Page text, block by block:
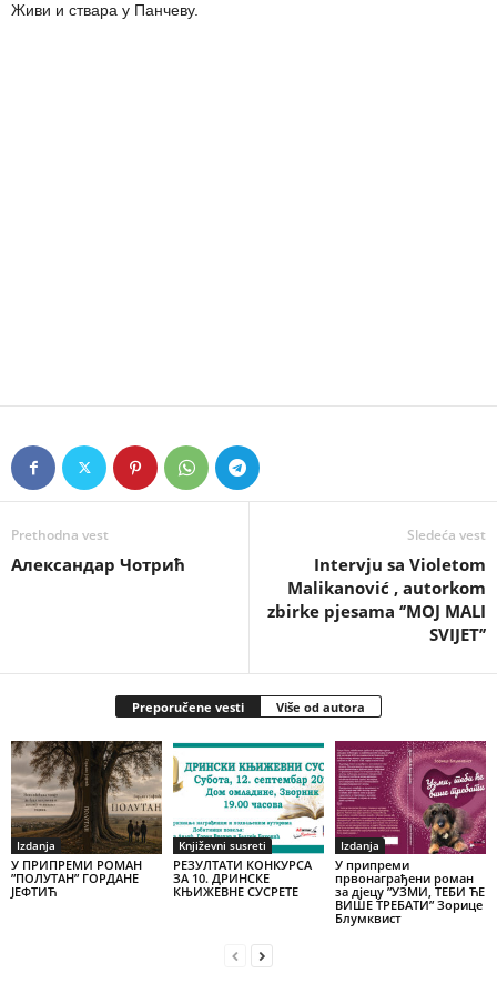
Живи и ствара у Панчеву.
Prethodna vest
Александар Чотрић
Sledeća vest
Intervju sa Violetom
Malikanović , autorkom
zbirke pjesama ‘’MOJ MALI
SVIJET’’
Preporučene vesti Više od autora
Izdanja
У ПРИПРЕМИ РОМАН
”ПОЛУТАН” ГОРДАНЕ
ЈЕФТИЋ
Književni susreti
РЕЗУЛТАТИ КОНКУРСА
ЗА 10. ДРИНСКЕ
КЊИЖЕВНЕ СУСРЕТЕ
Izdanja
У припреми
првонаграђени роман
за дјецу ”УЗМИ, ТЕБИ ЋЕ
ВИШЕ ТРЕБАТИ” Зорице
Блумквист